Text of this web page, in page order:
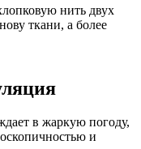
нить двух
ткани, а более
в жаркую погоду,
и